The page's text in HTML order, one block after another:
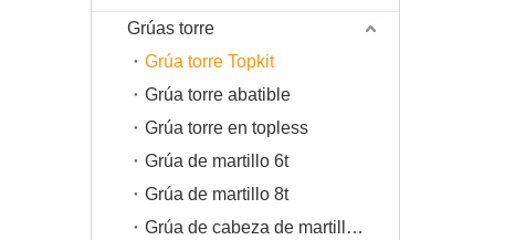
Grúas torre
Grúa torre Topkit
Grúa torre abatible
Grúa torre en topless
Grúa de martillo 6t
Grúa de martillo 8t
Grúa de cabeza de martillo de 10t